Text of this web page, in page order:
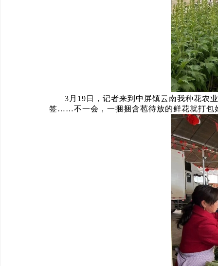
3月19日，记者来到中屏镇云南我种花农
签……不一会，一捆捆含苞待放的鲜花就打包